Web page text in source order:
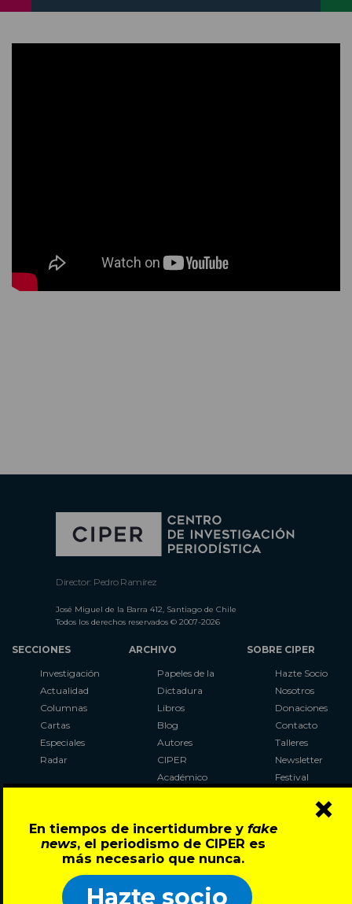
En tiempos de incertidumbre y fake
news, el periodismo de CIPER es
más necesario que nunca.
Hazte socio
×
Director: Pedro Ramírez
José Miguel de la Barra 412, Santiago de Chile
Todos los derechos reservados © 2007-2026
SECCIONES
Investigación
Actualidad
Columnas
Cartas
Especiales
Radar
ARCHIVO
Papeles de la
Dictadura
Libros
Blog
Autores
CIPER
Académico
Al Plebiscito
con CIPER
SOBRE CIPER
Hazte Socio
Nosotros
Donaciones
Contacto
Talleres
Newsletter
Festival